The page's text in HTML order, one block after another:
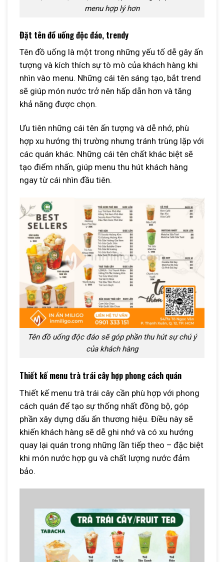
menu hợp lý hơn
Đặt tên đồ uống độc đáo, trendy
Tên đồ uống là một trong những yếu tố dễ gây ấn
tượng và kích thích sự tò mò của khách hàng khi
nhìn vào menu. Những cái tên sáng tạo, bắt trend
sẽ giúp món nước trở nên hấp dẫn hơn và tăng
khả năng được chọn.
Ưu tiên những cái tên ấn tượng và dễ nhớ, phù
hợp xu hướng thị trường nhưng tránh trùng lặp với
các quán khác. Những cái tên chất khác biệt sẽ
tạo điểm nhấn, giúp menu thu hút khách hàng
ngay từ cái nhìn đầu tiên.
Tên đồ uống độc đáo sẽ góp phần thu hút sự chú ý
của khách hàng
Thiết kế menu trà trái cây hợp phong cách quán
Thiết kế menu trà trái cây cần phù hợp với phong
cách quán để tạo sự thống nhất đồng bộ, góp
phần xây dựng dấu ấn thương hiệu. Điều này sẽ
khiến khách hàng sẽ dễ ghi nhớ và có xu hướng
quay lại quán trong những lần tiếp theo – đặc biệt
khi món nước hợp gu và chất lượng nước đảm
bảo.